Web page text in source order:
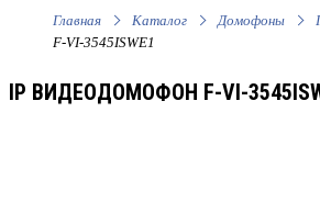
Главная Каталог Домофоны
F-VI-3545ISWE1
IP ВИДЕОДОМОФОН F-VI-